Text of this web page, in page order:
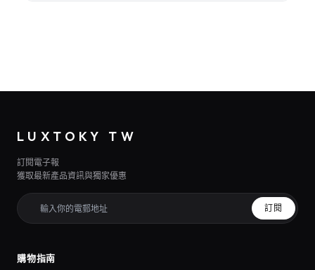
LUXTOKY TW
訂閱電子報
獲取最新產品資訊與獨家優惠
訂閱
購物指南